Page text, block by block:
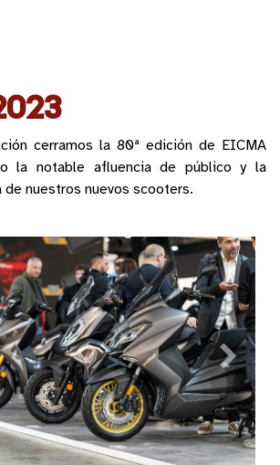
cerramos la 80ª edición de EICMA
la notable afluencia de público y la
nuestros nuevos scooters.